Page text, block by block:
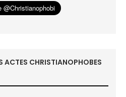
ACTES CHRISTIANOPHOBES